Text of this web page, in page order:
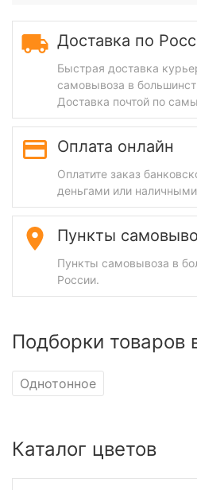
Доставка по
Быстрая доставка
самовывоза в
Доставка почтой по
Оплата онлайн
Оплатите заказ
деньгами или
Пункты
Пункты самовывоза в
России.
Подборки товаров
Однотонное
Каталог цветов